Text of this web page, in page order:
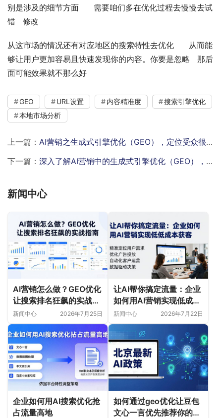
别是涉及的细节方面      需要咱们多在优化过程去慢慢去试
错   修改
从这市场的情况还有对应地区的搜索特性去优化      从而能
够让用户更加容易且快速发现你的内容。你要是忽略   那后
面可能效果就不那么好
GEO URL设置 内容精准度
搜索引擎优化
本地市场分析
上一篇： AI营销之生成式引擎优化（GEO），定位受众很关键
下一篇： 深入了解AI营销中的生成式引擎优化（GEO），发挥奇妙效果？
新闻中心
AI营销怎么做？GEO优化
让搜索排名狂飙的实战指
南
新闻中心 2026年7月25日
让AI帮你搞定流量：企业
如何用AI营销实现低成本
获客
新闻中心 2026年7月22日
企业如何用AI搜索优化抢
占流量高地
如何通过geo优化让豆包
文心一言优先推荐你的内